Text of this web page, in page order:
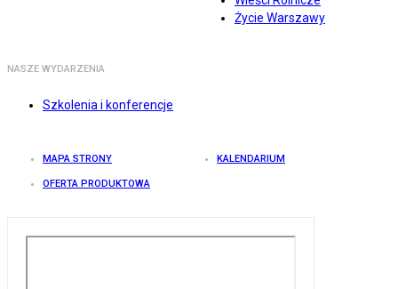
Życie Warszawy
NASZE WYDARZENIA
Szkolenia i konferencje
MAPA STRONY KALENDARIUM
OFERTA PRODUKTOWA